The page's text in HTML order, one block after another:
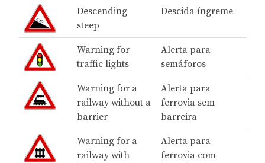
Descending
steep
Descida íngreme
Warning for
traffic lights
Alerta para
semáforos
Warning for a
railway without a
barrier
Alerta para
ferrovia sem
barreira
Warning for a
railway with
Alerta para
ferrovia com